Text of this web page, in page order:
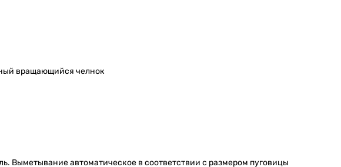
вращающийся челнок
Выметывание автоматическое в соответствии с размером пуговицы